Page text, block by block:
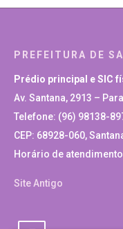
PREFEITURA DE
Prédio principal e SIC
Av. Santana, 2913 –
Telefone: (96) 98138-
CEP: 68928-060,
Horário de
Site Antigo